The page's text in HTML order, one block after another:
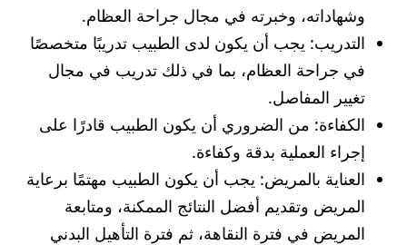
وشهاداته، وخبرته في مجال جراحة العظام.
التدريب: يجب أن يكون لدى الطبيب تدريبًا متخصصًا
في جراحة العظام، بما في ذلك تدريب في مجال
تغيير المفاصل.
الكفاءة: من الضروري أن يكون الطبيب قادرًا على
إجراء العملية بدقة وكفاءة.
العناية بالمريض: يجب أن يكون الطبيب مهتمًا برعاية
المريض وتقديم أفضل النتائج الممكنة، ومتابعة
المريض في فترة النقاهة، ثم فترة التأهيل البدني